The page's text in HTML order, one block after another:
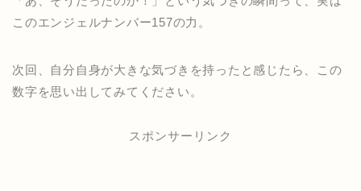
このエンジェルナンバー157の力。
次回、自分自身が大きな気づきを持ったと感じたら、この
数字を思い出してみてください。
スポンサーリンク